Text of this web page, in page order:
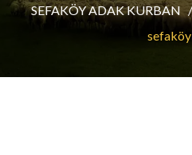
SEFAKÖY ADAK KURBAN
sefaköy